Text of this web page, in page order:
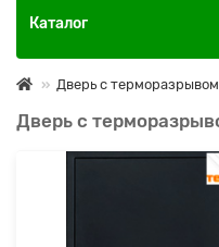
Каталог
Дверь с
Дверь с